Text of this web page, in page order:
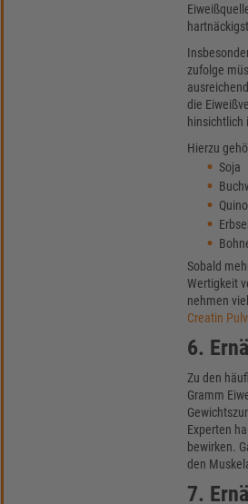
zufolge
die
hinsichtlich
Hierzu
Soja
Sobald
Wertigkeit
nehmen
Creatin
6.
Zu den
Gramm
Experten
bewirken.
den
7.